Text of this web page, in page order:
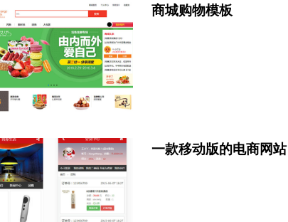
商城购物模板
一款移动版的电商网站